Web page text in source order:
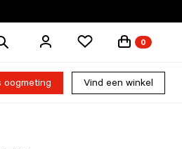
Zoek
0
oogmeting Vind een winkel